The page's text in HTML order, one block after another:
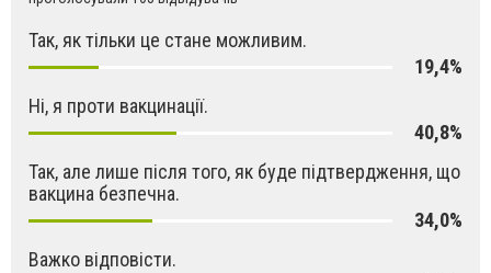
Так, як тільки це стане можливим.
19,4%
Ні, я проти вакцинації.
40,8%
Так, але лише після того, як буде підтвердження, що
вакцина безпечна.
34,0%
Важко відповісти.